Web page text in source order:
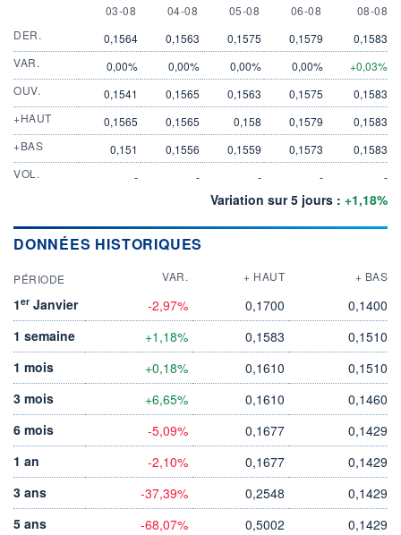
3 AUGUST
03-08 4 AUGUST
04-08 5 AUGUST
05-08 6 AUGUST
06-08 8
08-08
DER.
0,1564 0,1563 0,1575 0,1579
0,1583
VAR.
0,00% 0,00% 0,00% 0,00%
+0,03%
OUV.
0,1541 0,1565 0,1563 0,1575
0,1583
+HAUT
0,1565 0,1565 0,158 0,1579
0,1583
+BAS
0,151 0,1556 0,1559 0,1573
0,1583
VOL.
- - - - -
Variation sur 5 jours : +1,18%
DONNÉES HISTORIQUES
PÉRIODE VAR. + HAUT + BAS
1er Janvier -2,97% 0,1700
0,1400
1 semaine
+1,18% 0,1583
0,1510
1 mois
+0,18% 0,1610
0,1510
3 mois
+6,65% 0,1610
0,1460
6 mois
-5,09% 0,1677
0,1429
1 an
-2,10% 0,1677
0,1429
3 ans
-37,39% 0,2548
0,1429
5 ans
-68,07% 0,5002 0,1429